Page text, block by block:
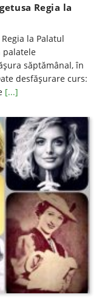
Regia la
la Palatul
palatele
săptămânal, în
desfăşurare curs:
[...]